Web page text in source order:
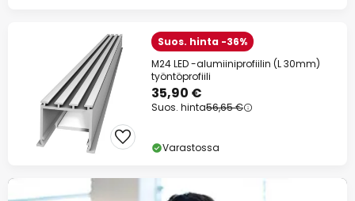
Suos. hinta -36%
M24 LED -alumiiniprofiilin (L 30mm)
työntöprofiili
35,90 €
Suos. hinta56,65 €
Varastossa